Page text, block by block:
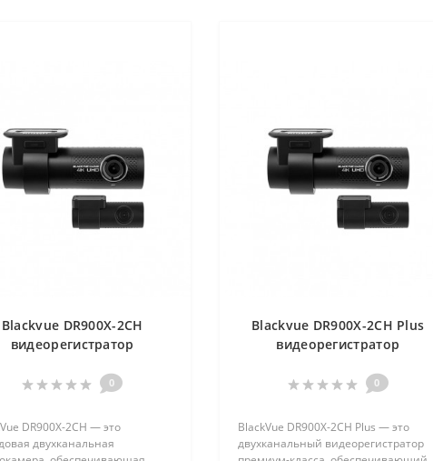
Blackvue DR900X-2CH
видеорегистратор
0
DR900X-2CH — это
двухканальная
Blackvue DR900X-2CH Plus
видеорегистратор
0
BlackVue DR900X-2CH Plus — это
двухканальный видеорегистратор